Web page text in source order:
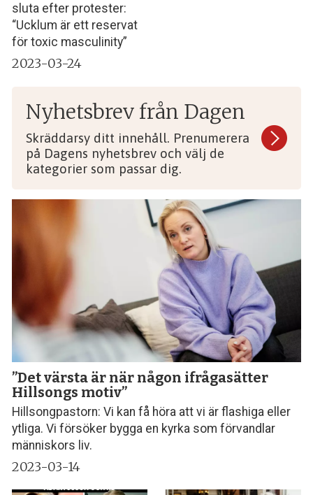
sluta efter protester:
“Ucklum är ett reservat
för toxic masculinity”
2023-03-24
Nyhetsbrev från Dagen
Skräddarsy ditt innehåll. Prenumerera
på Dagens nyhetsbrev och välj de
kategorier som passar dig.
”Det värsta är när någon ifrågasätter
Hillsongs motiv”
Hillsongpastorn: Vi kan få höra att vi är flashiga eller
ytliga. Vi försöker bygga en kyrka som förvandlar
människors liv.
2023-03-14